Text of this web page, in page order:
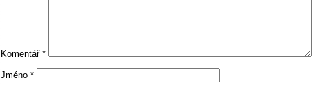
Komentář *
Jméno *